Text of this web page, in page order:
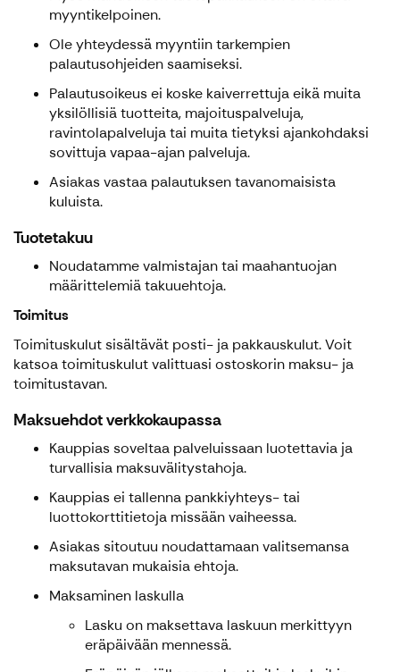
myyntikelpoinen.
Ole yhteydessä myyntiin tarkempien
palautusohjeiden saamiseksi.
Palautusoikeus ei koske kaiverrettuja eikä muita
yksilöllisiä tuotteita, majoituspalveluja,
ravintolapalveluja tai muita tietyksi ajankohdaksi
sovittuja vapaa-ajan palveluja.
Asiakas vastaa palautuksen tavanomaisista
kuluista.
Tuotetakuu
Noudatamme valmistajan tai maahantuojan
määrittelemiä takuuehtoja.
Toimitus
Toimituskulut sisältävät posti- ja pakkauskulut. Voit
katsoa toimituskulut valittuasi ostoskorin maksu- ja
toimitustavan.
Maksuehdot verkkokaupassa
Kauppias soveltaa palveluissaan luotettavia ja
turvallisia maksuvälitystahoja.
Kauppias ei tallenna pankkiyhteys- tai
luottokorttitietoja missään vaiheessa.
Asiakas sitoutuu noudattamaan valitsemansa
maksutavan mukaisia ehtoja.
Maksaminen laskulla
Lasku on maksettava laskuun merkittyyn
eräpäivään mennessä.